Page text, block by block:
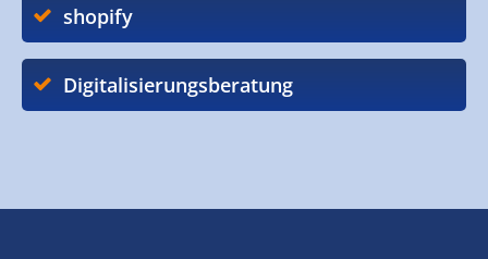
shopify
Digitalisierungsberatung